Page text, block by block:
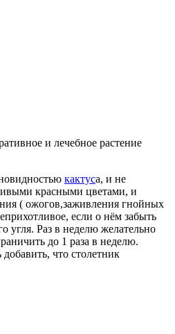
кактуса, и не
красными цветами, и
( ожогов,заживления гнойных
если о нём забыть
угля. Раз в неделю желательно
до 1 раза в неделю.
добавить, что столетник